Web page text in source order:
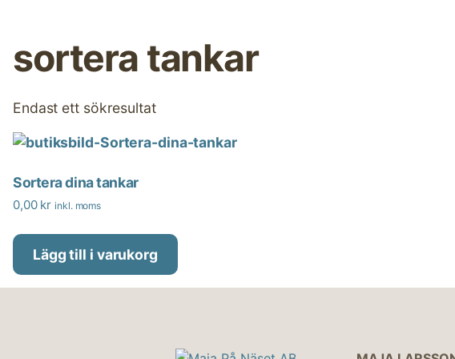
content
sortera tankar
Endast ett sökresultat
Sortera dina tankar
0,00 kr inkl. moms
Lägg till i varukorg